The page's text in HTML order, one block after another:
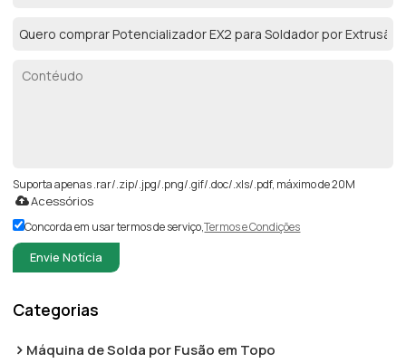
Suporta apenas .rar/.zip/.jpg/.png/.gif/.doc/.xls/.pdf, máximo de 20M
Acessórios
Concorda em usar termos de serviço,Termos e Condições
Envie Notícia
Categorias
Máquina de Solda por Fusão em Topo